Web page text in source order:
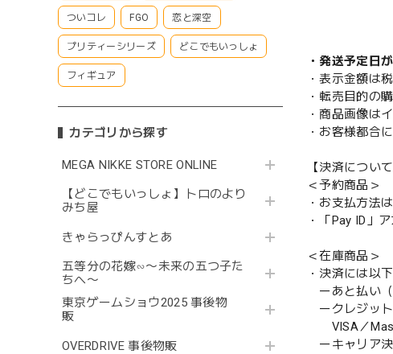
ついコレ FGO 恋と深空
プリティーシリーズ どこでもいっしょ
フィギュア
カテゴリから探す
MEGA NIKKE STORE ONLINE
【どこでもいっしょ】トロのより
みち屋
きゃらっぴんすとあ
五等分の花嫁∽〜未来の五つ子た
ちへ〜
東京ゲームショウ2025 事後物
販
OVERDRIVE 事後物販
・発送予定日
・表示金額は
・転売目的の
・商品画像は
・お客様都合
【決済について
＜予約商品＞
・お支払方法
・「Pay ID」
＜在庫商品＞
・決済には以
ーあと払い（
ークレジッ
VISA／
ーキャリア